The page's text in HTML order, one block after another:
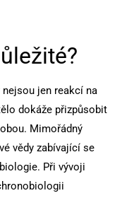
jen reakcí na
dokáže přizpůsobit
Mimořádný
vědy zabívající se
Při vývoji